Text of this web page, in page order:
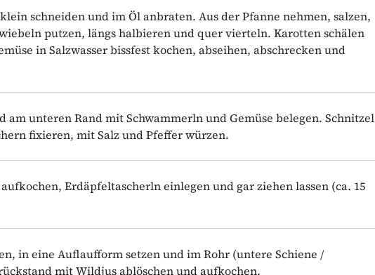
schneiden und im Öl anbraten. Aus der Pfanne nehmen, salzen,
putzen, längs halbieren und quer vierteln. Karotten schälen
in Salzwasser bissfest kochen, abseihen, abschrecken und
unteren Rand mit Schwammerln und Gemüse belegen. Schnitzel
fixieren, mit Salz und Pfeffer würzen.
Erdäpfeltascherln einlegen und gar ziehen lassen (ca. 15
in eine Auflaufform setzen und im Rohr (untere Schiene /
mit Wildjus ablöschen und aufkochen.